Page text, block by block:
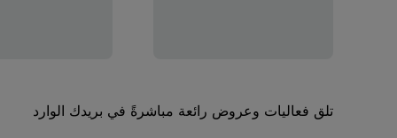
تلق فعاليات وعروض رائعة مباشرةً في بريدك الوارد